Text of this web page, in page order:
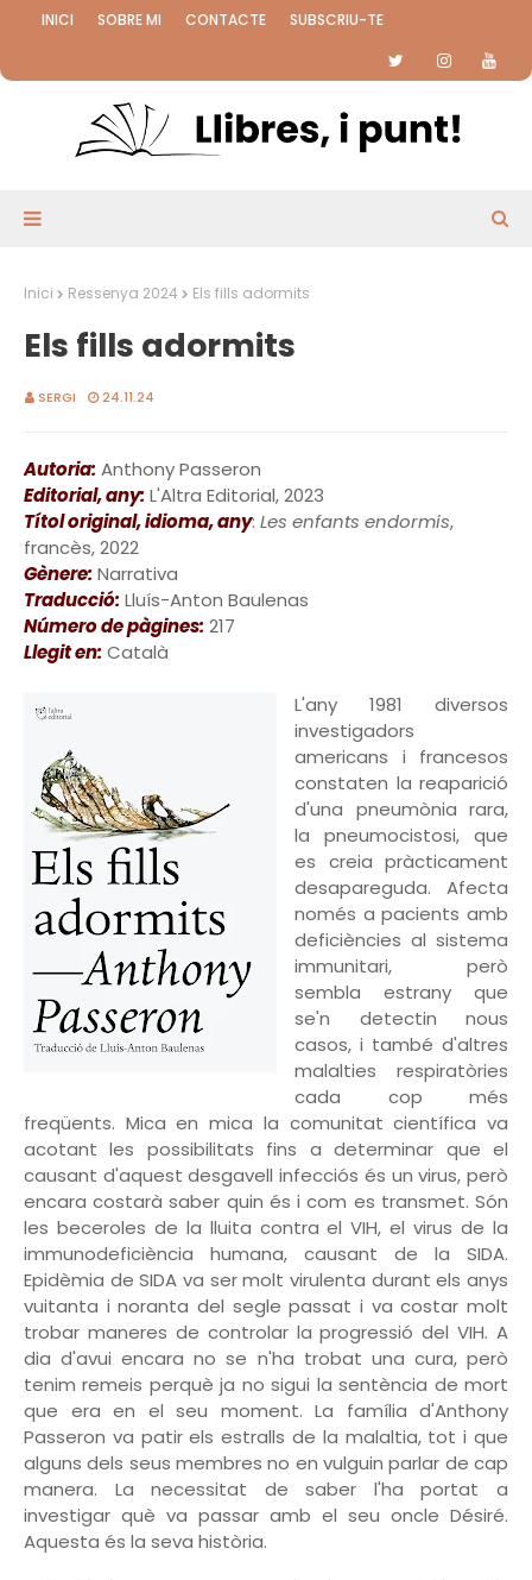
INICI SOBRE MI CONTACTE SUBSCRIU-TE
Inici Ressenya 2024 Els fills adormits
Els fills adormits
SERGI 24.11.24
Autoria: Anthony Passeron
Editorial, any: L'Altra Editorial, 2023
Títol original, idioma, any: Les enfants endormis,
francès, 2022
Gènere: Narrativa
Traducció: Lluís-Anton Baulenas
Número de pàgines: 217
Llegit en: Català
L'any 1981 diversos
investigadors
americans i francesos
constaten la reaparició
d'una pneumònia rara,
la pneumocistosi, que
es creia pràcticament
desapareguda. Afecta
només a pacients amb
deficiències al sistema
immunitari, però
sembla estrany que
se'n detectin nous
casos, i també d'altres
malalties respiratòries
cada cop més
freqüents. Mica en mica la comunitat científica va
acotant les possibilitats fins a determinar que el
causant d'aquest desgavell infecciós és un virus, però
encara costarà saber quin és i com es transmet. Són
les beceroles de la lluita contra el VIH, el virus de la
immunodeficiència humana, causant de la SIDA.
Epidèmia de SIDA va ser molt virulenta durant els anys
vuitanta i noranta del segle passat i va costar molt
trobar maneres de controlar la progressió del VIH. A
dia d'avui encara no se n'ha trobat una cura, però
tenim remeis perquè ja no sigui la sentència de mort
que era en el seu moment. La família d'Anthony
Passeron va patir els estralls de la malaltia, tot i que
alguns dels seus membres no en vulguin parlar de cap
manera. La necessitat de saber l'ha portat a
investigar què va passar amb el seu oncle Désiré.
Aquesta és la seva història.